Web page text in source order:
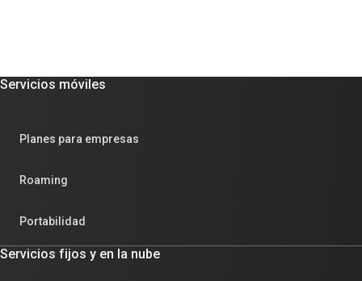
Servicios móviles
Planes para empresas
Roaming
Portabilidad
Servicios fijos y en la nube